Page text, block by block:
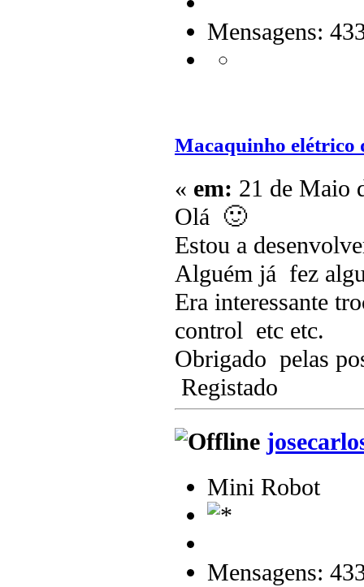
Mensagens:
Macaquinho elétrico
« em: 21 de Maio
Olá 🙂
Estou a
Alguém já fez
Era interessante
control etc etc.
Obrigado pelas
Registado
Mini Robot
Mensagens: